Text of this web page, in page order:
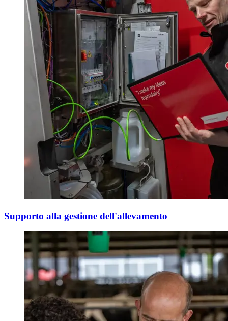
Supporto alla gestione dell'allevamento